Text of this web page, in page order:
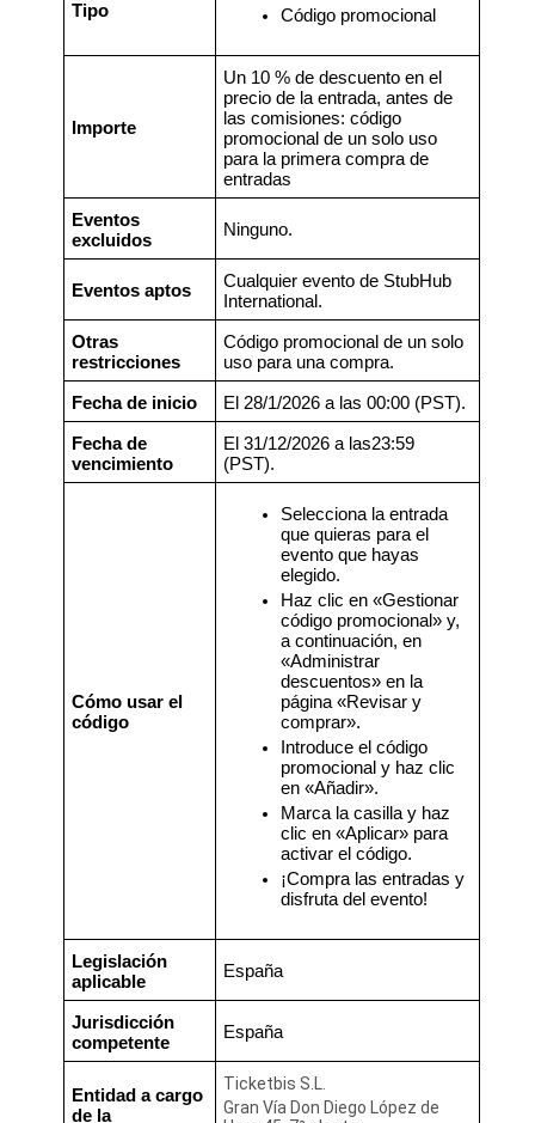
Tipo Código promocional
Importe
Un 10 % de descuento en el
precio de la entrada, antes de
las comisiones: código
promocional de un solo uso
para la primera compra de
entradas
Eventos
excluidos
Ninguno.
Eventos aptos
Cualquier evento de StubHub
International.
Otras
restricciones
Código promocional de un solo
uso para una compra.
Fecha de inicio El 28/1/2026 a las 00:00 (PST).
Fecha de
vencimiento
El 31/12/2026 a las23:59
(PST).
Cómo usar el
código
Selecciona la entrada
que quieras para el
evento que hayas
elegido.
Haz clic en «Gestionar
código promocional» y,
a continuación, en
«Administrar
descuentos» en la
página «Revisar y
comprar».
Introduce el código
promocional y haz clic
en «Añadir».
Marca la casilla y haz
clic en «Aplicar» para
activar el código.
¡Compra las entradas y
disfruta del evento!
Legislación
aplicable
España
Jurisdicción
competente
España
Entidad a cargo
de la
Ticketbis S.L.
Gran Vía Don Diego López de